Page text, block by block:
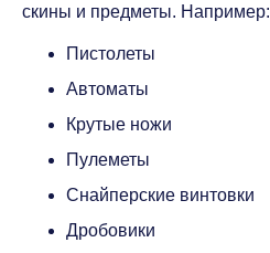
скины и предметы. Например:
Пистолеты
Автоматы
Крутые ножи
Пулеметы
Снайперские винтовки
Дробовики